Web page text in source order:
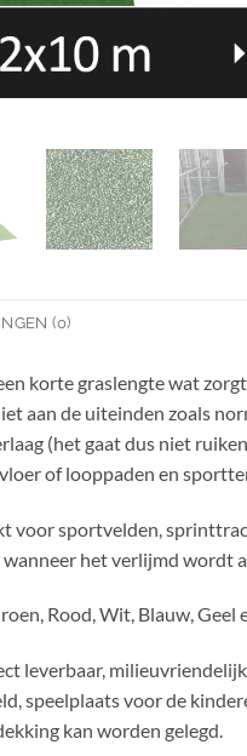
(0)
korte graslengte wat
aan de uiteinden zoals
(het gaat dus niet
of looppaden en
voor sportvelden,
het verlijmd wordt
Rood, Wit, Blauw, Geel
leverbaar,
speelplaats voor de
kan worden gelegd.